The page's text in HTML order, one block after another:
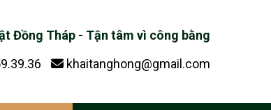
Đồng Tháp - Tận tâm vì công bằng
khaitanghong@gmail.com